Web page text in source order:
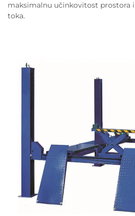
maksimalnu učinkovitost prostora
toka.